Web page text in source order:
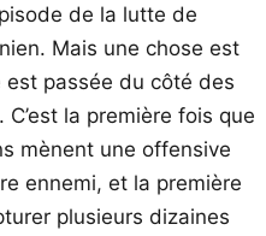
de la lutte de
Mais une chose est
est passée du côté des
la première fois que
mènent une offensive
ennemi, et la première
plusieurs dizaines